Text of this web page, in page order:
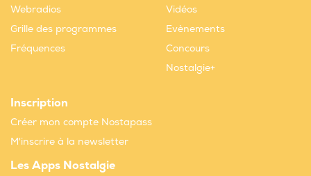
Webradios
Grille des programmes
Fréquences
Vidéos
Evènements
Concours
Nostalgie+
Inscription
Créer mon compte Nostapass
M'inscrire à la newsletter
Les Apps Nostalgie